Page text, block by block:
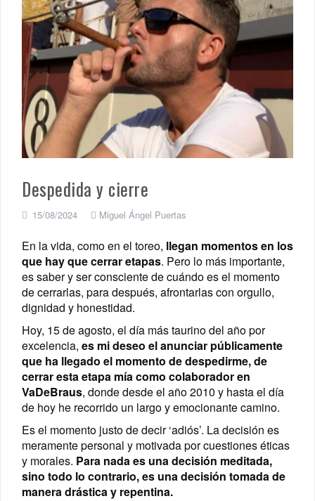
Despedida y cierre
15/08/2024 Miguel Ángel Puertas
En la vida, como en el toreo, llegan momentos en los
que hay que cerrar etapas. Pero lo más importante,
es saber y ser consciente de cuándo es el momento
de cerrarlas, para después, afrontarlas con orgullo,
dignidad y honestidad.
Hoy, 15 de agosto, el día más taurino del año por
excelencia, es mi deseo el anunciar públicamente
que ha llegado el momento de despedirme, de
cerrar esta etapa mía como colaborador en
VaDeBraus, donde desde el año 2010 y hasta el día
de hoy he recorrido un largo y emocionante camino.
Es el momento justo de decir ‘adiós’. La decisión es
meramente personal y motivada por cuestiones éticas
y morales. Para nada es una decisión meditada,
sino todo lo contrario, es una decisión tomada de
manera drástica y repentina.